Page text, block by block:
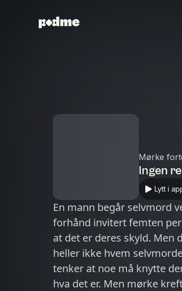
Mørke
Ingen
Lytt i
En mann begår selvmord
forhånd invitert femten
at det er deres skyld. Men
heller ikke hvem
tenker at noe må knytte
hva det er. Men mørke